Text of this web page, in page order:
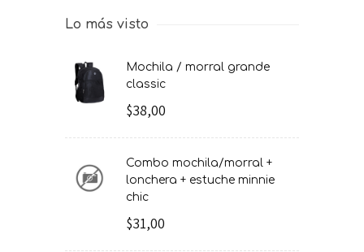
Lo más visto
mochila / morral grande
classic
$38,00
combo mochila/morral +
lonchera + estuche minnie
chic
$31,00